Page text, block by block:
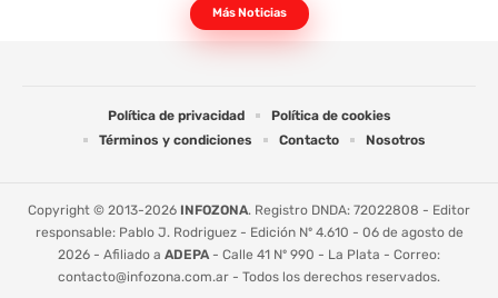
Más Noticias
Política de privacidad
Política de cookies
Términos y condiciones
Contacto Nosotros
Copyright © 2013-2026 INFOZONA. Registro DNDA: 72022808 - Editor
responsable: Pablo J. Rodriguez - Edición Nº 4.610 - 06 de agosto de
2026 - Afiliado a ADEPA - Calle 41 Nº 990 - La Plata - Correo:
contacto@infozona.com.ar - Todos los derechos reservados.